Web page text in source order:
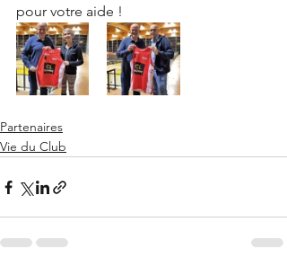
pour votre aide !
Partenaires
Vie du Club